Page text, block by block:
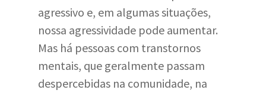
agressivo e, em algumas situações,
nossa agressividade pode aumentar.
Mas há pessoas com transtornos
mentais, que geralmente passam
despercebidas na comunidade, na